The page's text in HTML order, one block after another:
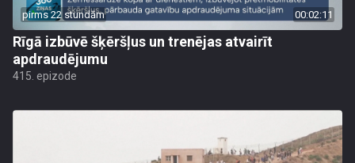
pirms 22 stundām 00:02:11
Rīgā izbūvē šķēršļus un trenējas atvairīt
apdraudējumu
415. epizode